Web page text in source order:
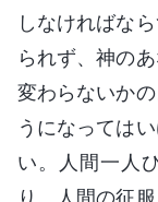
しなければな
られず、神の
変わらないか
うになっては
い。人間一人
り、人間の征服